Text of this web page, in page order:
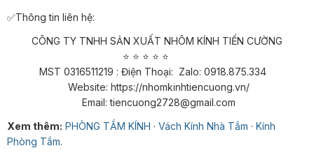
✅Thông tin liên hệ:
CÔNG TY TNHH SẢN XUẤT NHÔM KÍNH TIẾN CƯỜNG
⭐ ⭐ ⭐ ⭐ ⭐​​​​​​​
MST 0316511219 : Điện Thoại: Zalo: 0918.875.334
Website: https://nhomkinhtiencuong.vn/
Email: tiencuong2728@gmail.com
Xem thêm: PHÒNG TẮM KÍNH · Vách Kính Nhà Tắm · Kính
Phòng Tắm.